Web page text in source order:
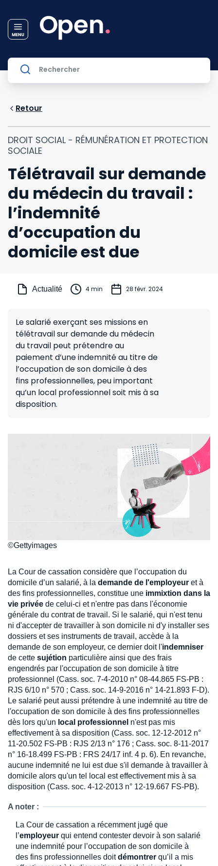
Retour
DROIT SOCIAL - RÉMUNÉRATION ET PROTECTION
SOCIALE
Télétravail sur demande
du médecin du travail :
l’indemnité
d’occupation du
domicile est due
Actualité 4 min 28 févr. 2024
Le salarié exerçant ses missions en
télétravail sur demande du médecin
du travail peut prétendre au
paiement d’une indemnité au titre de
l’occupation de son domicile à des
fins professionnelles, peu important
qu’un local professionnel soit mis à sa
disposition.
©Gettyimages
La Cour de cassation considère que l’occupation du
domicile d’un salarié, à la demande de l'employeur et à
des fins professionnelles, constitue une immixtion dans la
vie privée de celui-ci et n'entre pas dans l'économie
générale du contrat de travail. Si le salarié, qui n'est tenu
ni d'accepter de travailler à son domicile ni d'y installer ses
dossiers et ses instruments de travail, accède à la
demande de son employeur, ce dernier doit l'indemniser
de cette sujétion particulière ainsi que des frais
engendrés par l'occupation de son domicile à titre
professionnel (Cass. soc. 7-4-2010 n° 08-44.865 FS-PB :
RJS 6/10 n° 570 ; Cass. soc. 14-9-2016 n° 14-21.893 F-D).
Le salarié peut aussi prétendre à une indemnité au titre de
l'occupation de son domicile à des fins professionnelles
dès lors qu'un local professionnel n'est pas mis
effectivement à sa disposition (Cass. soc. 12-12-2012 n°
11-20.502 FS-PB : RJS 2/13 n° 176 ; Cass. soc. 8-11-2017
n° 16-18.499 FS-PB : FRS 24/17 inf. 4 p. 6). En revanche,
aucune indemnité ne lui est due s'il demande à travailler à
domicile alors qu'un tel local est effectivement mis à sa
disposition (Cass. soc. 4-12-2013 n° 12-19.667 FS-PB).
A noter :
La Cour de cassation a récemment jugé que
l’employeur qui entend contester devoir à son salarié
une indemnité pour l’occupation de son domicile à
des fins professionnelles doitdémontrer qu’il a mis